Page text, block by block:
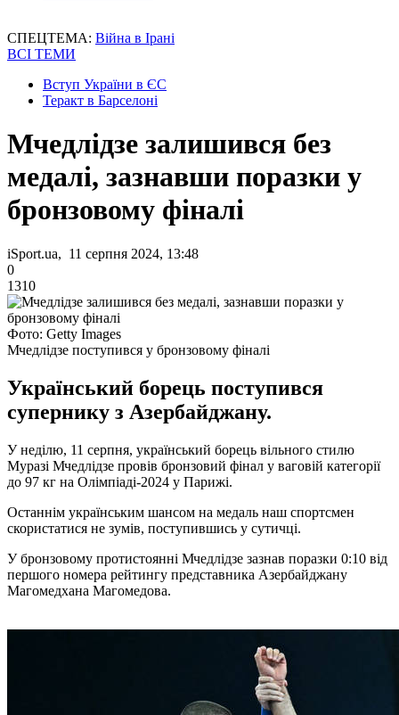
СПЕЦТЕМА: Війна в Ірані
ВСІ ТЕМИ
Вступ України в ЄС
Теракт в Барселоні
Мчедлідзе залишився без
медалі, зазнавши поразки у
бронзовому фіналі
iSport.ua, 11 серпня 2024, 13:48
0
1310
Фото: Getty Images
Мчедлідзе поступився у бронзовому фіналі
Український борець поступився
супернику з Азербайджану.
У неділю, 11 серпня, український борець вільного стилю
Муразі Мчедлідзе провів бронзовий фінал у ваговій категорії
до 97 кг на Олімпіаді-2024 у Парижі.
Останнім українським шансом на медаль наш спортсмен
скористатися не зумів, поступившись у сутичці.
У бронзовому протистоянні Мчедлідзе зазнав поразки 0:10 від
першого номера рейтингу представника Азербайджану
Магомедхана Магомедова.